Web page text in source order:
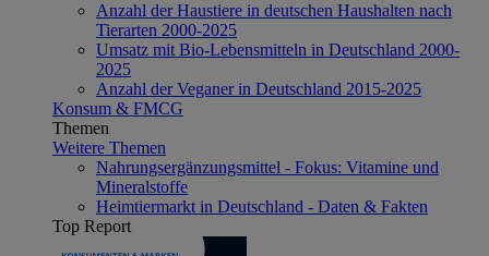
Anzahl der Haustiere in deutschen Haushalten nach
Tierarten 2000-2025
Umsatz mit Bio-Lebensmitteln in Deutschland 2000-
2025
Anzahl der Veganer in Deutschland 2015-2025
Konsum & FMCG
Themen
Weitere Themen
Nahrungsergänzungsmittel - Fokus: Vitamine und
Mineralstoffe
Heimtiermarkt in Deutschland - Daten & Fakten
Top Report